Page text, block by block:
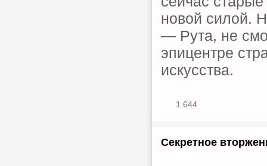
новой силой.
— Рута, не
эпицентре
искусства.
1 644
Секретное